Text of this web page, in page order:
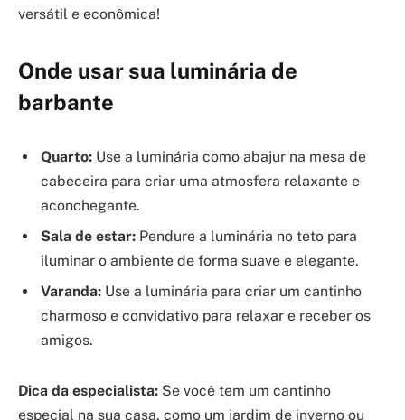
versátil e econômica!
Onde usar sua luminária de
barbante
Quarto: Use a luminária como abajur na mesa de
cabeceira para criar uma atmosfera relaxante e
aconchegante.
Sala de estar: Pendure a luminária no teto para
iluminar o ambiente de forma suave e elegante.
Varanda: Use a luminária para criar um cantinho
charmoso e convidativo para relaxar e receber os
amigos.
Dica da especialista: Se você tem um cantinho
especial na sua casa, como um jardim de inverno ou